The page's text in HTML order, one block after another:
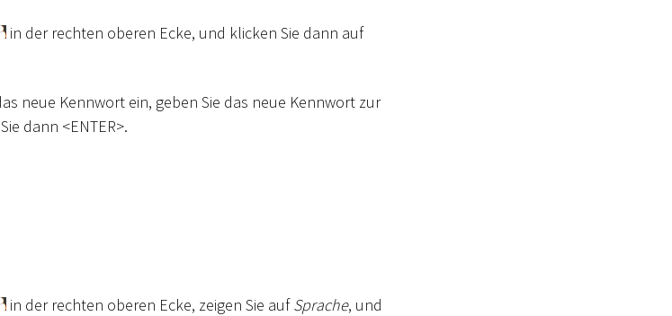
in der rechten oberen Ecke, und klicken Sie dann auf
neue Kennwort ein, geben Sie das neue Kennwort zur
dann <ENTER>.
in der rechten oberen Ecke, zeigen Sie aufSprache, und